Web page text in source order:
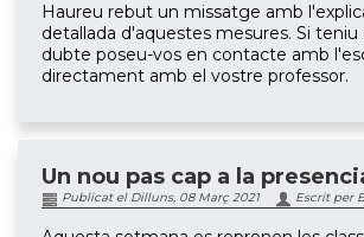
Haureu rebut un missatge amb
detallada d'aquestes mesures. Si teniu
dubte poseu-vos en contacte amb
directament amb el vostre professor.
Un nou pas cap a la
Publicat el Dilluns, 08 Març 2021 Escrit per